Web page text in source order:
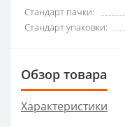
Стандарт пачки:
Стандарт упаковки:
Обзор товара
Характеристики